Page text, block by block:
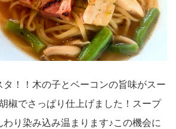
タ！！木の子とベーコンの旨味がスー
椒でさっぱり仕上げました！スープ
り染み込み温まります♪この機会に